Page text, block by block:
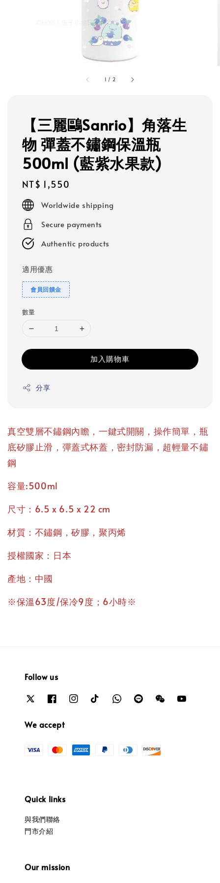
1 / 2
【三麗鷗Sanrio】角落生
物 彈蓋不鏽鋼保溫瓶
500ml (藍紫水果款)
Regular
price
NT$ 1,550
Worldwide shipping
Secure payments
Authentic products
適用優惠
會員回饋金
數量
加入購物車
分享
真空雙層不鏽鋼內瞻，一鍵式開關，操作簡單，瓶
底矽膠止滑，彈蓋式杯蓋，密封防漏，超輕量不鏽
鋼
容量:500ml
尺寸：6.5 x 6.5 x 22 cm
材質：不鏽鋼，矽膠，聚丙烯
授權國家：日本
產地：中國
※保溫63度/保冷9度；6小時※
Follow us
We accept
Quick links
與我們聯絡
門市介紹
Our mission